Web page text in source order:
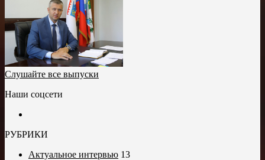
Слушайте все выпуски
Наши соцсети
РУБРИКИ
Актуальное интервью 13